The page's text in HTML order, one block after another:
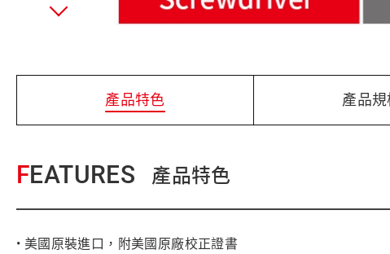
產品特色 產品規
FEATURES 產品特色
• 美國原裝進口，附美國原廠校正證書